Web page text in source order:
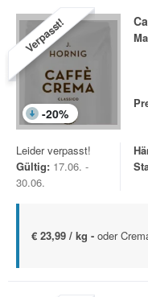
Verpasst!
-20%
Leider verpasst!
Gültig: 17.06. -
30.06.
€ 23,99 / kg - oder